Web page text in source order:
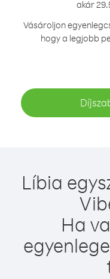
akár
Vásároljon
hogy a legjobb
Líbia
Ha